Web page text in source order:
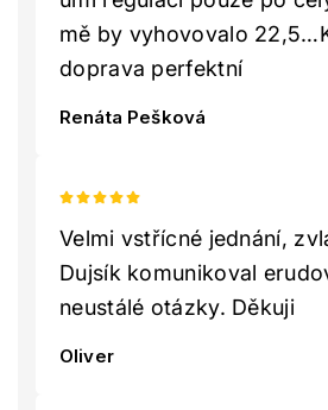
mě by vyhovovalo
doprava perfektní
Renáta Pešková
Velmi vstřícné jednání,
Dujsík komunikoval
neustálé otázky. Děkuji
Oliver